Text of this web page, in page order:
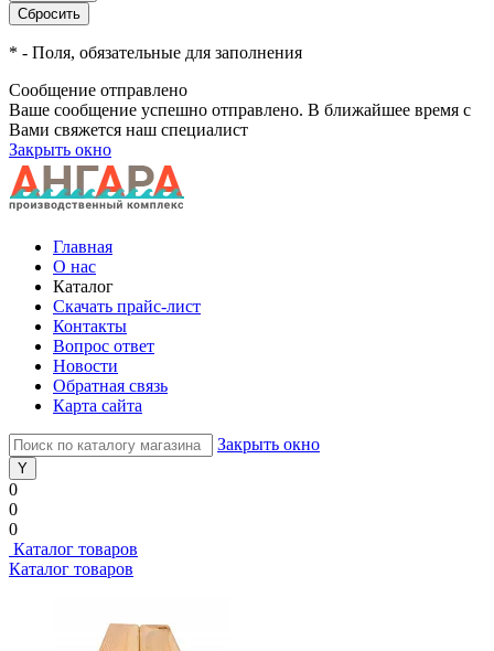
* - Поля, обязательные для заполнения
Сообщение отправлено
Ваше сообщение успешно отправлено. В ближайшее время с
Вами свяжется наш специалист
Закрыть окно
Главная
О нас
Каталог
Скачать прайс-лист
Контакты
Вопрос ответ
Новости
Обратная связь
Карта сайта
Закрыть окно
0
0
0
Каталог товаров
Каталог товаров